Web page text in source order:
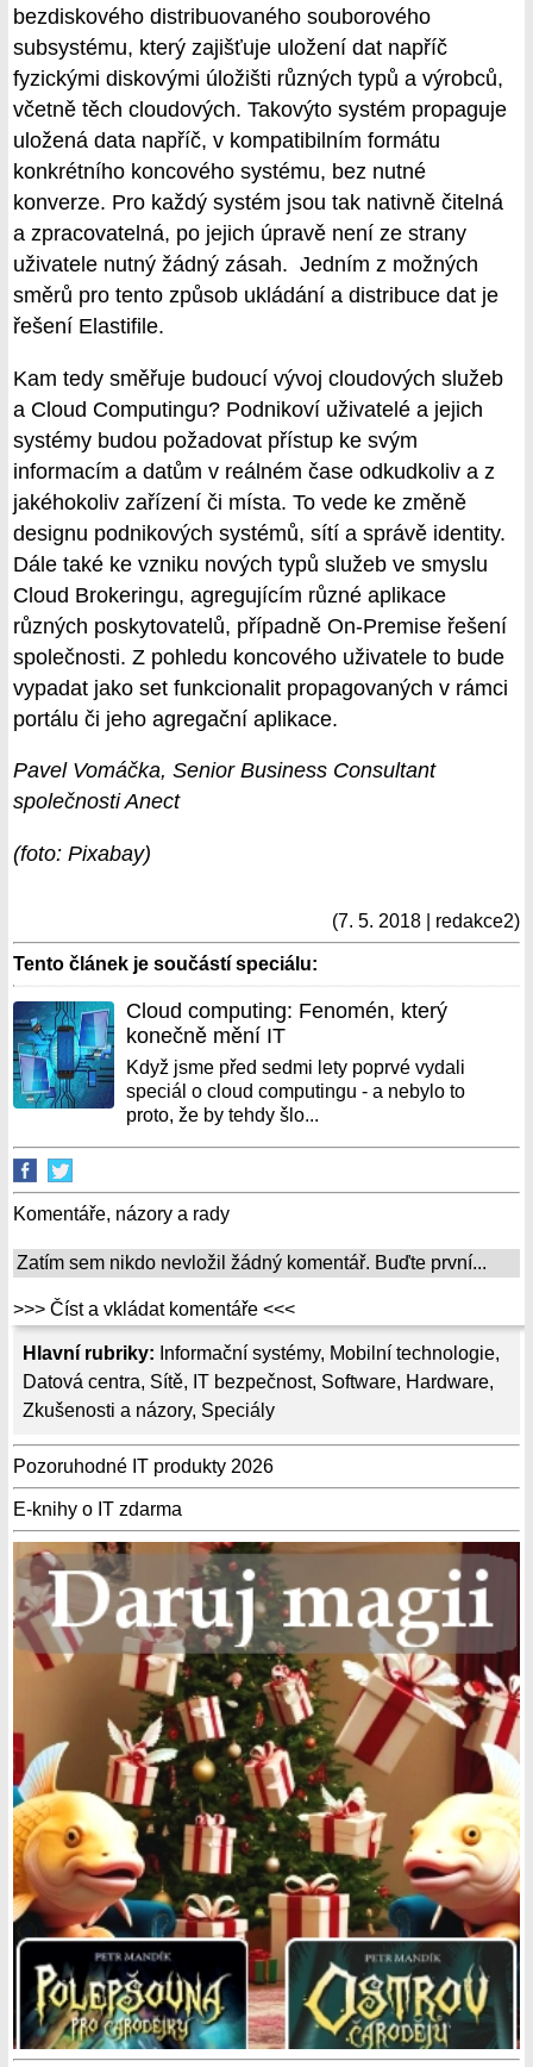
Hlavní rubriky: Informační systémy, Mobilní technologie,
Datová centra, Sítě, IT bezpečnost, Software, Hardware,
Zkušenosti a názory, Speciály
Pozoruhodné IT produkty 2026
E-knihy o IT zdarma
bezdiskového distribuovaného souborového
subsystému, který zajišťuje uložení dat napříč
fyzickými diskovými úložišti různých typů a výrobců,
včetně těch cloudových. Takovýto systém propaguje
uložená data napříč, v kompatibilním formátu
konkrétního koncového systému, bez nutné
konverze. Pro každý systém jsou tak nativně čitelná
a zpracovatelná, po jejich úpravě není ze strany
uživatele nutný žádný zásah. Jedním z možných
směrů pro tento způsob ukládání a distribuce dat je
řešení Elastifile.
Kam tedy směřuje budoucí vývoj cloudových služeb
a Cloud Computingu? Podnikoví uživatelé a jejich
systémy budou požadovat přístup ke svým
informacím a datům v reálném čase odkudkoliv a z
jakéhokoliv zařízení či místa. To vede ke změně
designu podnikových systémů, sítí a správě identity.
Dále také ke vzniku nových typů služeb ve smyslu
Cloud Brokeringu, agregujícím různé aplikace
různých poskytovatelů, případně On-Premise řešení
společnosti. Z pohledu koncového uživatele to bude
vypadat jako set funkcionalit propagovaných v rámci
portálu či jeho agregační aplikace.
Pavel Vomáčka, Senior Business Consultant
společnosti Anect
(foto: Pixabay)
(7. 5. 2018 | redakce2)
Tento článek je součástí speciálu:
Cloud computing: Fenomén, který
konečně mění IT
Když jsme před sedmi lety poprvé vydali
speciál o cloud computingu - a nebylo to
proto, že by tehdy šlo...
Komentáře, názory a rady
Zatím sem nikdo nevložil žádný komentář. Buďte první...
>>> Číst a vkládat komentáře <<<